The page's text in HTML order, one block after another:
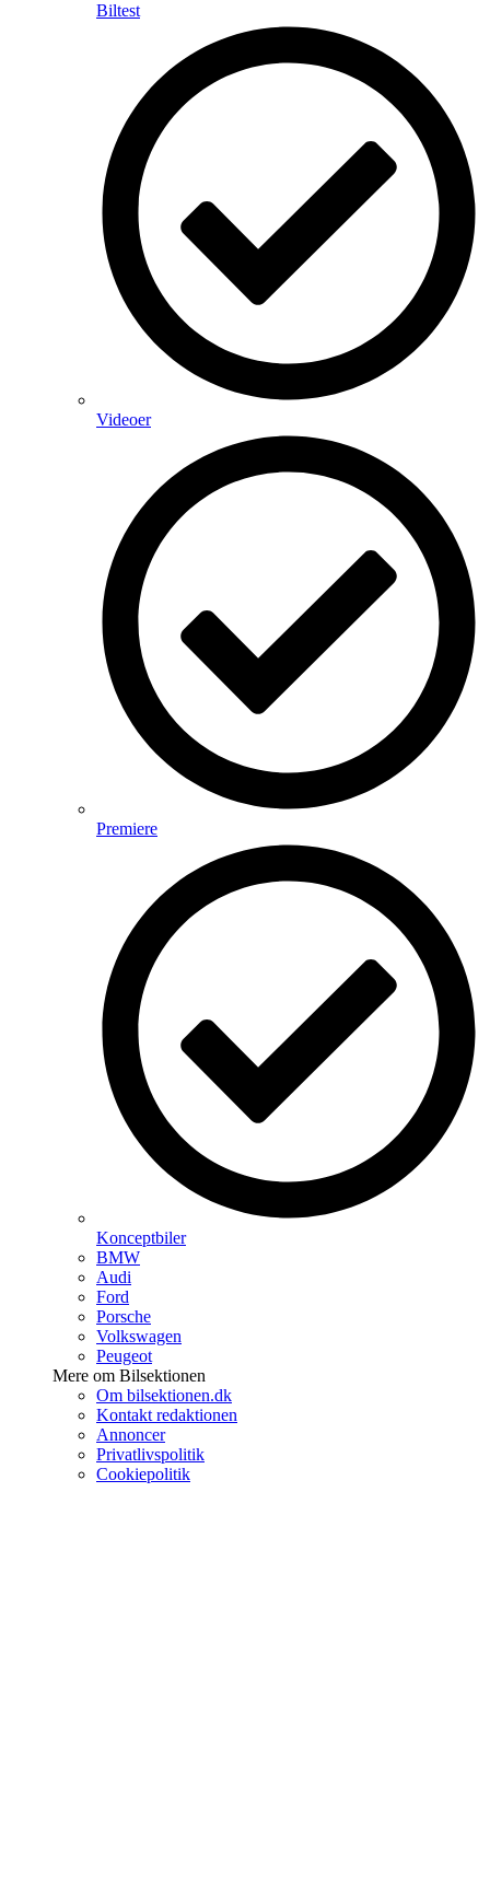
Biltest
Videoer
Premiere
Konceptbiler
BMW
Audi
Ford
Porsche
Volkswagen
Peugeot
Mere om Bilsektionen
Om bilsektionen.dk
Kontakt redaktionen
Annoncer
Privatlivspolitik
Cookiepolitik